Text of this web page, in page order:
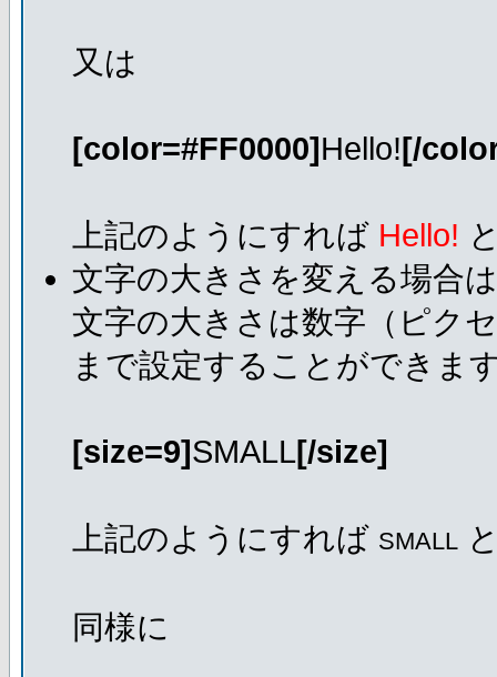
又は
[color=#FF0000]Hello![/
上記のようにすれば Hello!
文字の大きさを変える場合
文字の大きさは数字（ピク
まで設定することができま
[size=9]SMALL[/size]
上記のようにすれば SMALL
同様に